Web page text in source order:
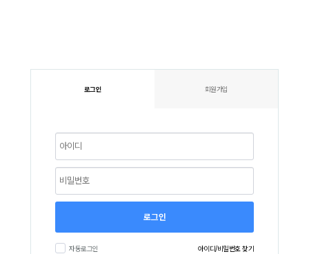
로그인 회원가입
로그인
자동로그인 아이디/비밀번호 찾기